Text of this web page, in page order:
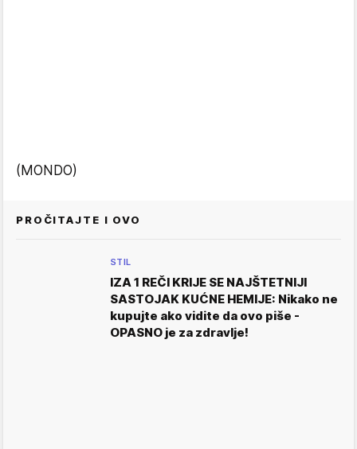
(MONDO)
PROČITAJTE I OVO
STIL
IZA 1 REČI KRIJE SE NAJŠTETNIJI
SASTOJAK KUĆNE HEMIJE: Nikako ne
kupujte ako vidite da ovo piše -
OPASNO je za zdravlje!